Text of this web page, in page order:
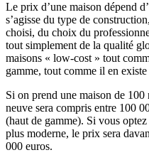
Le prix d’une maison dépend
s’agisse du type de
choisi, du choix du
tout simplement de la qualité
maisons « low-cost » tout
gamme, tout comme il en
Si on prend une maison de
neuve sera compris entre 100
(haut de gamme). Si vous
plus moderne, le prix sera
000 euros.